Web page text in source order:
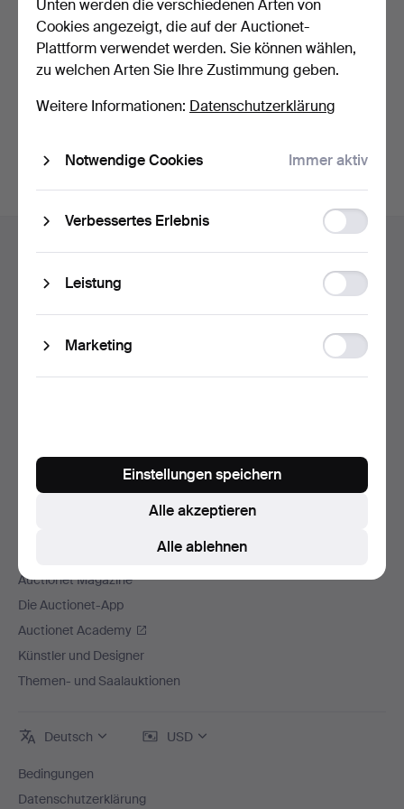
Nutzungsbedingungenund bestätige, dass ich
Datenschutzerklärung zur Kenntnis genommen habe.
Um fortfahren zu können, müssen Sie die Bedingungen
Fußzeilen-
Navigation
Wir versenden mit
Soziale Medien
Offene Stellen
Für Auktionshäuser
Die Auctionet-Garantie
Auctionet Magazine
Die Auctionet-App
Auctionet Academy
Künstler und Designer
Themen- und Saalauktionen
Deutsch USD
Bedingungen
Datenschutzerklärung
Unten werden die verschiedenen Arten von
Cookies angezeigt, die auf der Auctionet-
Plattform verwendet werden. Sie können wählen,
zu welchen Arten Sie Ihre Zustimmung geben.
Weitere Informationen: Datenschutzerklärung
Notwendige Cookies Immer aktiv
Verbessertes Erlebnis
storage
Leistung
storage
Marketing
Ad
storage
Alle ablehnen
Alle akzeptieren
Einstellungen speichern